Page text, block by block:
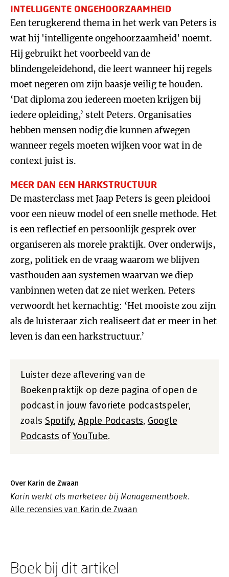
INTELLIGENTE ONGEHOORZAAMHEID
Een terugkerend thema in het werk van Peters is
wat hij 'intelligente ongehoorzaamheid' noemt.
Hij gebruikt het voorbeeld van de
blindengeleidehond, die leert wanneer hij regels
moet negeren om zijn baasje veilig te houden.
‘Dat diploma zou iedereen moeten krijgen bij
iedere opleiding,’ stelt Peters. Organisaties
hebben mensen nodig die kunnen afwegen
wanneer regels moeten wijken voor wat in de
context juist is.
MEER DAN EEN HARKSTRUCTUUR
De masterclass met Jaap Peters is geen pleidooi
voor een nieuw model of een snelle methode. Het
is een reflectief en persoonlijk gesprek over
organiseren als morele praktijk. Over onderwijs,
zorg, politiek en de vraag waarom we blijven
vasthouden aan systemen waarvan we diep
vanbinnen weten dat ze niet werken. Peters
verwoordt het kernachtig: ‘Het mooiste zou zijn
als de luisteraar zich realiseert dat er meer in het
leven is dan een harkstructuur.’
Luister deze aflevering van de
Boekenpraktijk op deze pagina of open de
podcast in jouw favoriete podcastspeler,
zoals Spotify,Apple Podcasts, Google
Podcasts ofYouTube.
Over Karin de Zwaan
Karin werkt als marketeer bij Managementboek.
Alle recensies van Karin de Zwaan
Boek bij dit artikel